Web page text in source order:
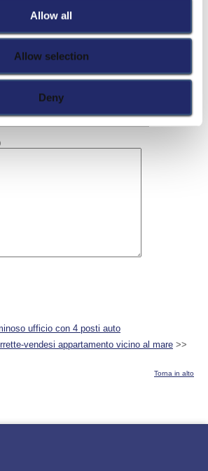
Allow all
Allow selection
Deny
ufficio con 4 posti auto
vendesi appartamento vicino al mare >>
Torna in alto